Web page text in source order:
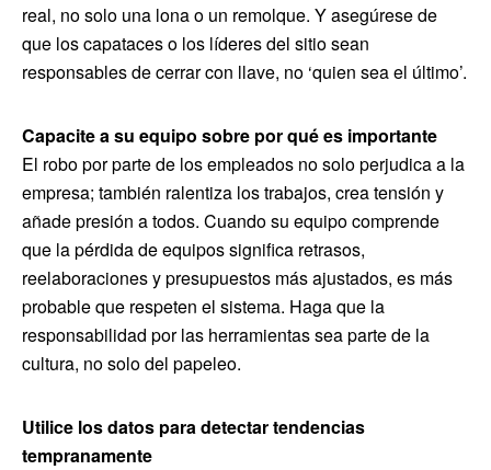
real, no solo una lona o un remolque. Y asegúrese de
que los capataces o los líderes del sitio sean
responsables de cerrar con llave, no ‘quien sea el último’.
Capacite a su equipo sobre por qué es importante
El robo por parte de los empleados no solo perjudica a la
empresa; también ralentiza los trabajos, crea tensión y
añade presión a todos. Cuando su equipo comprende
que la pérdida de equipos significa retrasos,
reelaboraciones y presupuestos más ajustados, es más
probable que respeten el sistema. Haga que la
responsabilidad por las herramientas sea parte de la
cultura, no solo del papeleo.
Utilice los datos para detectar tendencias
tempranamente